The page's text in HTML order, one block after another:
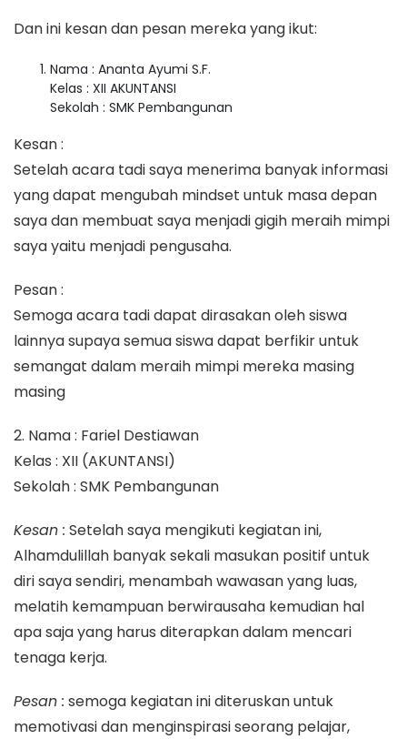
Dan ini kesan dan pesan mereka yang ikut:
Nama : Ananta Ayumi S.F.
Kelas : XII AKUNTANSI
Sekolah : SMK Pembangunan
Kesan :
Setelah acara tadi saya menerima banyak informasi
yang dapat mengubah mindset untuk masa depan
saya dan membuat saya menjadi gigih meraih mimpi
saya yaitu menjadi pengusaha.
Pesan :
Semoga acara tadi dapat dirasakan oleh siswa
lainnya supaya semua siswa dapat berfikir untuk
semangat dalam meraih mimpi mereka masing
masing
2. Nama : Fariel Destiawan
Kelas : XII (AKUNTANSI)
Sekolah : SMK Pembangunan
Kesan : Setelah saya mengikuti kegiatan ini,
Alhamdulillah banyak sekali masukan positif untuk
diri saya sendiri, menambah wawasan yang luas,
melatih kemampuan berwirausaha kemudian hal
apa saja yang harus diterapkan dalam mencari
tenaga kerja.
Pesan : semoga kegiatan ini diteruskan untuk
memotivasi dan menginspirasi seorang pelajar,